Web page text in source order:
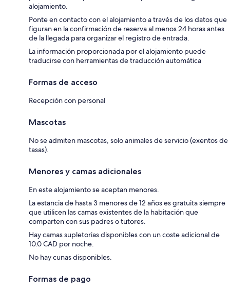
alojamiento.
Ponte en contacto con el alojamiento a través de los datos que
figuran en la confirmación de reserva al menos 24 horas antes
de la llegada para organizar el registro de entrada.
La información proporcionada por el alojamiento puede
traducirse con herramientas de traducción automática
Formas de acceso
Recepción con personal
Mascotas
No se admiten mascotas, solo animales de servicio (exentos de
tasas).
Menores y camas adicionales
En este alojamiento se aceptan menores.
La estancia de hasta 3 menores de 12 años es gratuita siempre
que utilicen las camas existentes de la habitación que
comparten con sus padres o tutores.
Hay camas supletorias disponibles con un coste adicional de
10.0 CAD por noche.
No hay cunas disponibles.
Formas de pago